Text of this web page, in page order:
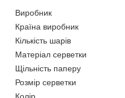
Виробник
Країна виробник
Кількість шарів
Матеріал серветки
Щільність паперу
Розмір серветки
Колір